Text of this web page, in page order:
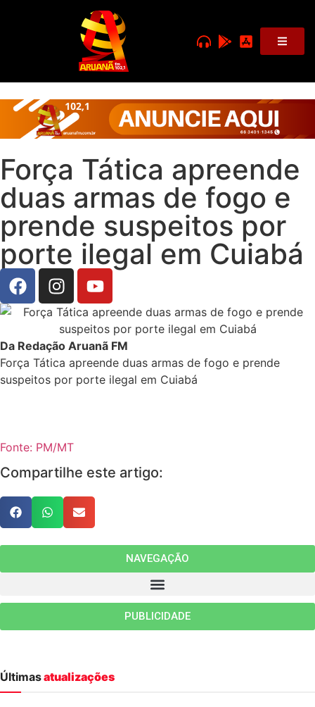
Força Tática apreende
duas armas de fogo e
prende suspeitos por
porte ilegal em Cuiabá
Da Redação Aruanã FM
Força Tática apreende duas armas de fogo e prende
suspeitos por porte ilegal em Cuiabá
Fonte: PM/MT
Compartilhe este artigo:
NAVEGAÇÃO
PUBLICIDADE
Últimasatualizações